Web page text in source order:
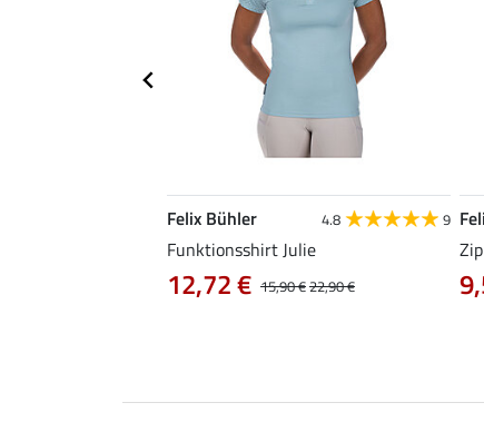
Felix Bühler 4.8 9
Funktionsshirt Julie
15,90 €22,90 €
12,72 €